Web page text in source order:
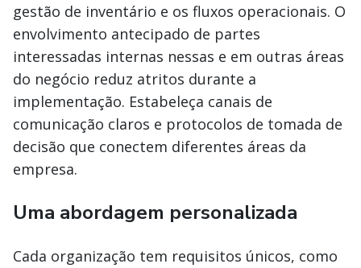
gestão de inventário e os fluxos operacionais. O
envolvimento antecipado de partes
interessadas internas nessas e em outras áreas
do negócio reduz atritos durante a
implementação. Estabeleça canais de
comunicação claros e protocolos de tomada de
decisão que conectem diferentes áreas da
empresa.
Uma abordagem personalizada
Cada organização tem requisitos únicos, como